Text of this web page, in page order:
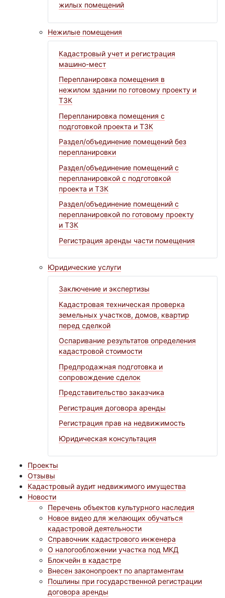
жилых помещений
Нежилые помещения
Кадастровый учет и регистрация
машино-мест
Перепланировка помещения в
нежилом здании по готовому проекту и
ТЗК
Перепланировка помещения с
подготовкой проекта и ТЗК
Раздел/объединение помещений без
перепланировки
Раздел/объединение помещений с
перепланировкой с подготовкой
проекта и ТЗК
Раздел/объединение помещений с
перепланировкой по готовому проекту
и ТЗК
Регистрация аренды части помещения
Юридические услуги
Заключение и экспертизы
Кадастровая техническая проверка
земельных участков, домов, квартир
перед сделкой
Оспаривание результатов определения
кадастровой стоимости
Предпродажная подготовка и
сопровождение сделок
Представительство заказчика
Регистрация договора аренды
Регистрация прав на недвижимость
Юридическая консультация
Проекты
Отзывы
Кадастровый аудит недвижимого имущества
Новости
Перечень объектов культурного наследия
Новое видео для желающих обучаться
кадастровой деятельности
Справочник кадастрового инженера
О налогообложении участка под МКД
Блокчейн в кадастре
Внесен законопроект по апартаментам
Пошлины при государственной регистрации
договора аренды